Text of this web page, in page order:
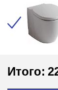
Итого: